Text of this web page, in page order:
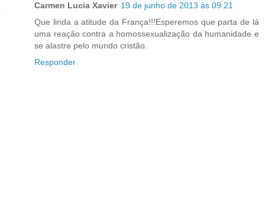
Carmen Lucia Xavier 19 de junho de 2013 às 09:21
Que linda a atitude da França!!!Esperemos que parta de lá
uma reação contra a homossexualização da humanidade e
se alastre pelo mundo cristão.
Responder